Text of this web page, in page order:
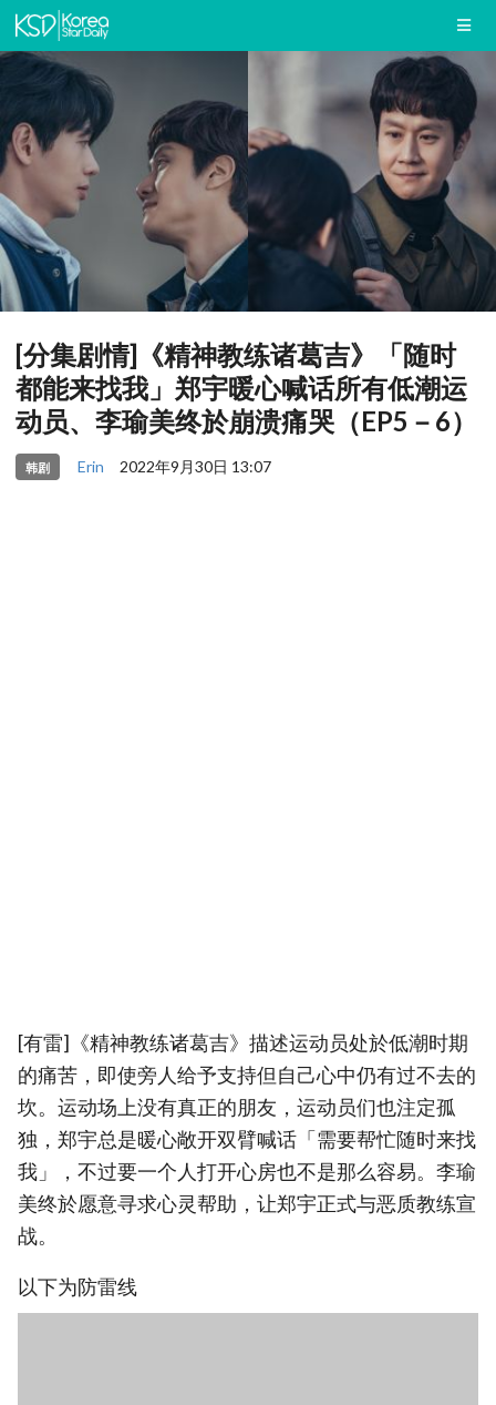
[分集剧情]《精神教练诸葛吉》「随时
都能来找我」郑宇暖心喊话所有低潮运
动员、李瑜美终於崩溃痛哭（EP5－6）
韩剧 Erin 2022年9月30日 13:07
[有雷]《精神教练诸葛吉》描述运动员处於低潮时期
的痛苦，即使旁人给予支持但自己心中仍有过不去的
坎。运动场上没有真正的朋友，运动员们也注定孤
独，郑宇总是暖心敞开双臂喊话「需要帮忙随时来找
我」，不过要一个人打开心房也不是那么容易。李瑜
美终於愿意寻求心灵帮助，让郑宇正式与恶质教练宣
战。
以下为防雷线